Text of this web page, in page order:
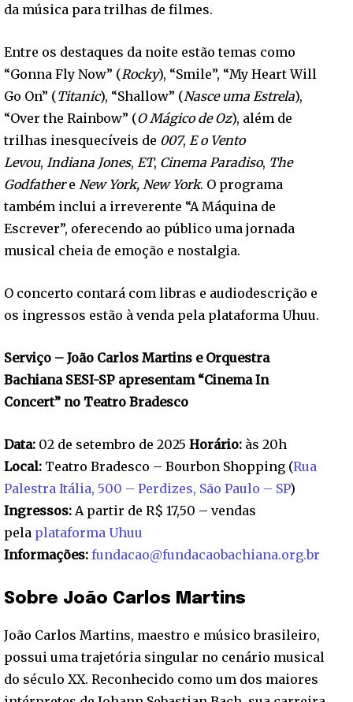
da música para trilhas de filmes.
Entre os destaques da noite estão temas como
“Gonna Fly Now” (Rocky), “Smile”, “My Heart Will
Go On” (Titanic), “Shallow” (Nasce uma Estrela),
“Over the Rainbow” (O Mágico de Oz), além de
trilhas inesquecíveis de 007, E o Vento
Levou, Indiana Jones, ET, Cinema Paradiso, The
Godfathere New York, New York. O programa
também inclui a irreverente “A Máquina de
Escrever”, oferecendo ao público uma jornada
musical cheia de emoção e nostalgia.
O concerto contará com libras e audiodescrição e
os ingressos estão à venda pela plataforma Uhuu.
Serviço – João Carlos Martins e Orquestra
Bachiana SESI-SP apresentam “Cinema In
Concert” no Teatro Bradesco
Data: 02 de setembro de 2025 Horário: às 20h
Local: Teatro Bradesco – Bourbon Shopping (Rua
Palestra Itália, 500 – Perdizes, São Paulo – SP)
Ingressos: A partir de R$ 17,50 – vendas
pela plataforma Uhuu
Informações: fundacao@fundacaobachiana.org.br
Sobre João Carlos Martins
João Carlos Martins, maestro e músico brasileiro,
possui uma trajetória singular no cenário musical
do século XX. Reconhecido como um dos maiores